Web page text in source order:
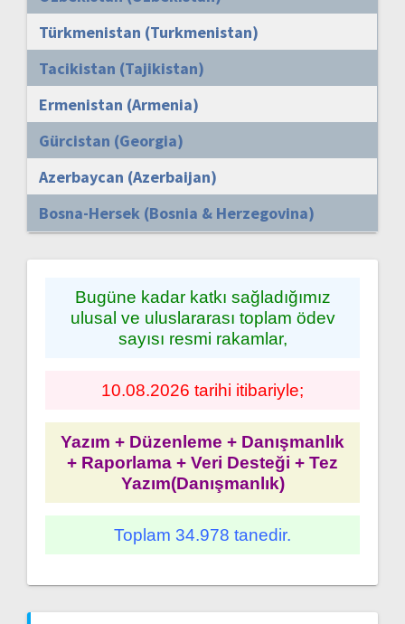
Türkmenistan (Turkmenistan)
Tacikistan (Tajikistan)
Ermenistan (Armenia)
Gürcistan (Georgia)
Azerbaycan (Azerbaijan)
Bosna-Hersek (Bosnia & Herzegovina)
Bugüne kadar katkı sağladığımız
ulusal ve uluslararası toplam ödev
sayısı resmi rakamlar,
10.08.2026 tarihi itibariyle;
Yazım + Düzenleme + Danışmanlık
+ Raporlama + Veri Desteği + Tez
Yazım(Danışmanlık)
Toplam 34.978 tanedir.